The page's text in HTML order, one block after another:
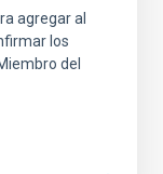
agregar al
los
del